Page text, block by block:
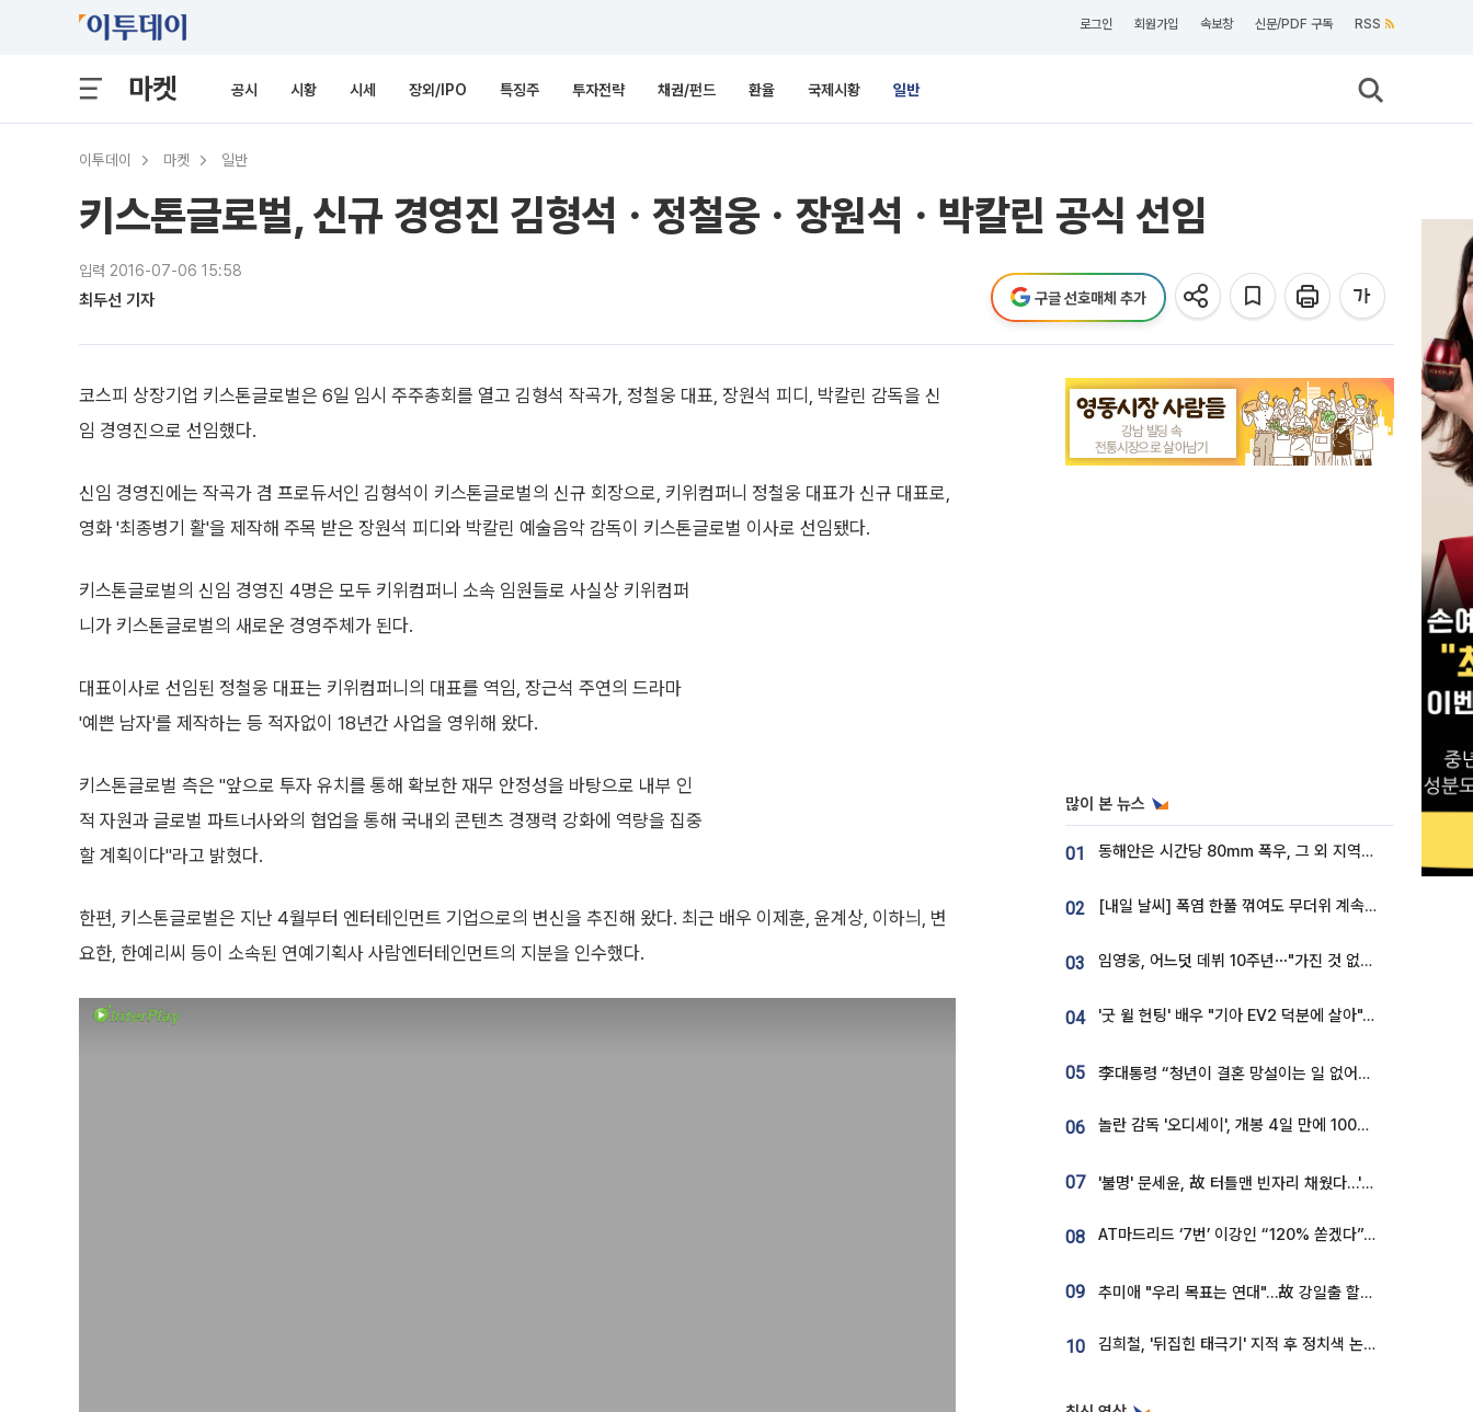
로그인 회원가입 속보창 신문/PDF 구독 RSS
마켓 공시 시황 시세 장외/IPO 특징주 투자전략 채권/펀드 환율 국제시황 일반
이투데이 마켓 일반
키스톤글로벌, 신규 경영진 김형석ㆍ정철웅ㆍ장원석ㆍ박칼린 공식 선임
입력 2016-07-06 15:58
최두선 기자 구글 선호매체 추가
코스피 상장기업 키스톤글로벌은 6일 임시 주주총회를 열고 김형석 작곡가, 정철웅 대표, 장원석 피디, 박칼린 감독을 신
임 경영진으로 선임했다.
신임 경영진에는 작곡가 겸 프로듀서인 김형석이 키스톤글로벌의 신규 회장으로, 키위컴퍼니 정철웅 대표가 신규 대표로,
영화 '최종병기 활'을 제작해 주목 받은 장원석 피디와 박칼린 예술음악 감독이 키스톤글로벌 이사로 선임됐다.
키스톤글로벌의 신임 경영진 4명은 모두 키위컴퍼니 소속 임원들로 사실상 키위컴퍼
니가 키스톤글로벌의 새로운 경영주체가 된다.
대표이사로 선임된 정철웅 대표는 키위컴퍼니의 대표를 역임, 장근석 주연의 드라마
'예쁜 남자'를 제작하는 등 적자없이 18년간 사업을 영위해 왔다.
키스톤글로벌 측은 "앞으로 투자 유치를 통해 확보한 재무 안정성을 바탕으로 내부 인
적 자원과 글로벌 파트너사와의 협업을 통해 국내외 콘텐츠 경쟁력 강화에 역량을 집중
할 계획이다"라고 밝혔다.
한편, 키스톤글로벌은 지난 4월부터 엔터테인먼트 기업으로의 변신을 추진해 왔다. 최근 배우 이제훈, 윤계상, 이하늬, 변
요한, 한예리씨 등이 소속된 연예기획사 사람엔터테인먼트의 지분을 인수했다.
많이 본 뉴스
01 동해안은 시간당 80㎜ 폭우, 그 외 지역은 폭염…‘극과 극 날씨’
02 [내일 날씨] 폭염 한풀 꺾여도 무더위 계속⋯동해안 이틀 연속 비
03 임영웅, 어느덧 데뷔 10주년⋯"가진 것 없던 시절, 내 앞엔 20명의 팬뿐"
04 '굿 윌 헌팅' 배우 "기아 EV2 덕분에 살아"…교통사고 후 안전성 극찬
05 李대통령 “청년이 결혼 망설이는 일 없어야...제도상 불이익 조사”
06 놀란 감독 '오디세이', 개봉 4일 만에 100만 돌파⋯'왕사남' 보다 빠르다
07 '불명' 문세윤, 故 터틀맨 빈자리 채웠다…'거북이' 눈물의 최종 우승
08 AT마드리드 ‘7번’ 이강인 “120% 쏟겠다”⋯시메오네 감독 “필요한 선수”
09 추미애 "우리 목표는 연대"…故 강일출 할머니 흉상 제막
10 김희철, '뒤집힌 태극기' 지적 후 정치색 논란…"좌우 떠나 우리나라 국기"